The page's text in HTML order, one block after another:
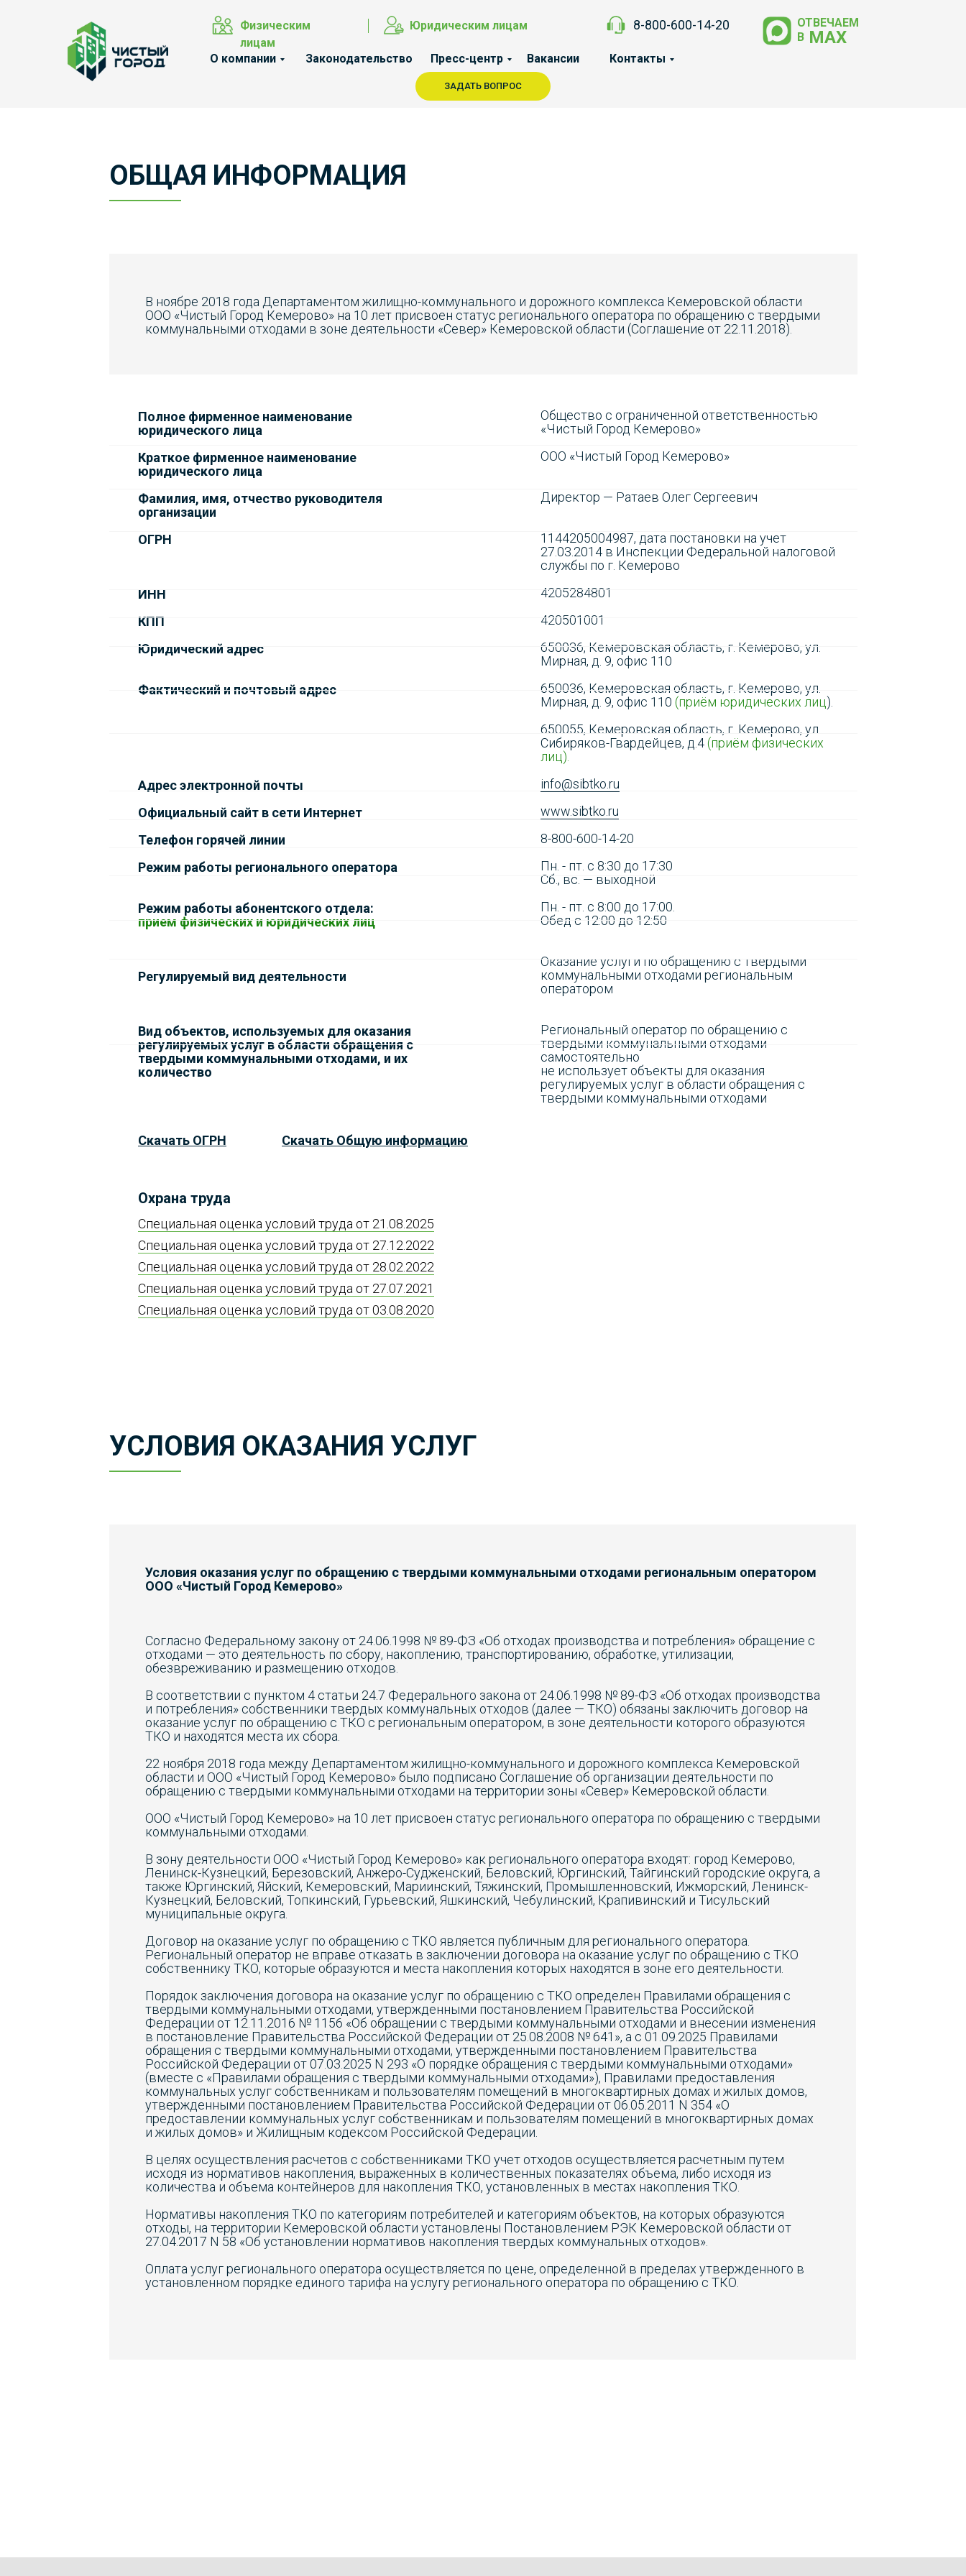
ЗАДАТЬ ВОПРОС
О компании Законодательство Вакансии
Пресс-центр Контакты
Физическим
лицам
Юридическим лицам 8-800-600-14-20
ОТВЕЧАЕМ
В МАХ
ОБЩАЯ ИНФОРМАЦИЯ
В ноябре 2018 года Департаментом жилищно-коммунального и дорожного комплекса Кемеровской области
ООО «Чистый Город Кемерово» на 10 лет присвоен статус регионального оператора по обращению с твердыми
коммунальными отходами в зоне деятельности «Север» Кемеровской области (Соглашение от 22.11.2018).
Полное фирменное наименование
юридического лица
Краткое фирменное наименование
юридического лица
Фамилия, имя, отчество руководителя
организации
ОГРН
ИНН
КПП
Юридический адрес
Фактический и почтовый адрес
Адрес электронной почты
Официальный сайт в сети Интернет
Телефон горячей линии
Режим работы регионального оператора
Режим работы абонентского отдела:
прием физических и юридических лиц
Регулируемый вид деятельности
Вид объектов, используемых для оказания
регулируемых услуг в области обращения с
твердыми коммунальными отходами, и их
количество
Общество с ограниченной ответственностью
«Чистый Город Кемерово»
ООО «Чистый Город Кемерово»
Директор — Ратаев Олег Сергеевич
1144205004987, дата постановки на учет
27.03.2014 в Инспекции Федеральной налоговой
службы по г. Кемерово
4205284801
420501001
650036, Кемеровская область, г. Кемерово, ул.
Мирная, д. 9, офис 110
650036, Кемеровская область, г. Кемерово, ул.
Мирная, д. 9, офис 110 (приём юридических лиц).
650055, Кемеровская область, г. Кемерово, ул.
Сибиряков-Гвардейцев, д.4(приём физических
лиц).
info@sibtko.ru
www.sibtko.ru
8-800-600-14-20
Пн. - пт. с 8:30 до 17:30
Сб., вс. — выходной
Пн. - пт. с 8:00 до 17:00.
Обед с 12:00 до 12:50
Оказание услуги по обращению с твердыми
коммунальными отходами региональным
оператором
Региональный оператор по обращению с
твердыми коммунальными отходами
самостоятельно
не использует объекты для оказания
регулируемых услуг в области обращения с
твердыми коммунальными отходами
Скачать ОГРН Скачать Общую информацию
Специальная оценка условий труда от 03.08.2020
Специальная оценка условий труда от 27.07.2021
Охрана труда
Специальная оценка условий труда от 28.02.2022
Специальная оценка условий труда от 27.12.2022
Специальная оценка условий труда от 21.08.2025
УСЛОВИЯ ОКАЗАНИЯ УСЛУГ
Условия оказания услуг по обращению с твердыми коммунальными отходами региональным оператором
ООО «Чистый Город Кемерово»
Согласно Федеральному закону от 24.06.1998 № 89-ФЗ «Об отходах производства и потребления» обращение с
отходами — это деятельность по сбору, накоплению, транспортированию, обработке, утилизации,
обезвреживанию и размещению отходов.
В соответствии с пунктом 4 статьи 24.7 Федерального закона от 24.06.1998 № 89-ФЗ «Об отходах производства
и потребления» собственники твердых коммунальных отходов (далее — ТКО) обязаны заключить договор на
оказание услуг по обращению с ТКО с региональным оператором, в зоне деятельности которого образуются
ТКО и находятся места их сбора.
22 ноября 2018 года между Департаментом жилищно-коммунального и дорожного комплекса Кемеровской
области и ООО «Чистый Город Кемерово» было подписано Соглашение об организации деятельности по
обращению с твердыми коммунальными отходами на территории зоны «Север» Кемеровской области.
ООО «Чистый Город Кемерово» на 10 лет присвоен статус регионального оператора по обращению с твердыми
коммунальными отходами.
В зону деятельности ООО «Чистый Город Кемерово» как регионального оператора входят: город Кемерово,
Ленинск-Кузнецкий, Березовский, Анжеро-Судженский, Беловский, Юргинский, Тайгинский городские округа, а
также Юргинский, Яйский, Кемеровский, Мариинский, Тяжинский, Промышленновский, Ижморский, Ленинск-
Кузнецкий, Беловский, Топкинский, Гурьевский, Яшкинский, Чебулинский, Крапивинский и Тисульский
муниципальные округа.
Договор на оказание услуг по обращению с ТКО является публичным для регионального оператора.
Региональный оператор не вправе отказать в заключении договора на оказание услуг по обращению с ТКО
собственнику ТКО, которые образуются и места накопления которых находятся в зоне его деятельности.
Порядок заключения договора на оказание услуг по обращению с ТКО определен Правилами обращения с
твердыми коммунальными отходами, утвержденными постановлением Правительства Российской
Федерации от 12.11.2016 № 1156 «Об обращении с твердыми коммунальными отходами и внесении изменения
в постановление Правительства Российской Федерации от 25.08.2008 № 641», а с 01.09.2025 Правилами
обращения с твердыми коммунальными отходами, утвержденными постановлением Правительства
Российской Федерации от 07.03.2025 N 293 «О порядке обращения с твердыми коммунальными отходами»
(вместе с «Правилами обращения с твердыми коммунальными отходами»), Правилами предоставления
коммунальных услуг собственникам и пользователям помещений в многоквартирных домах и жилых домов,
утвержденными постановлением Правительства Российской Федерации от 06.05.2011 N 354 «О
предоставлении коммунальных услуг собственникам и пользователям помещений в многоквартирных домах
и жилых домов» и Жилищным кодексом Российской Федерации.
В целях осуществления расчетов с собственниками ТКО учет отходов осуществляется расчетным путем
исходя из нормативов накопления, выраженных в количественных показателях объема, либо исходя из
количества и объема контейнеров для накопления ТКО, установленных в местах накопления ТКО.
Нормативы накопления ТКО по категориям потребителей и категориям объектов, на которых образуются
отходы, на территории Кемеровской области установлены Постановлением РЭК Кемеровской области от
27.04.2017 N 58 «Об установлении нормативов накопления твердых коммунальных отходов».
Оплата услуг регионального оператора осуществляется по цене, определенной в пределах утвержденного в
установленном порядке единого тарифа на услугу регионального оператора по обращению с ТКО.